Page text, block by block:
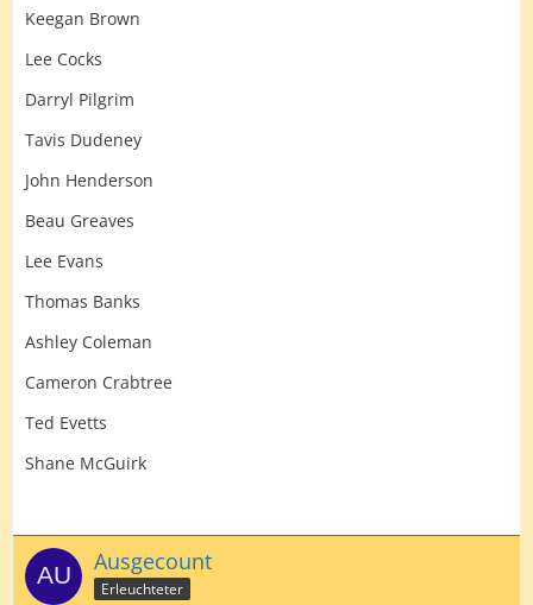
Keegan Brown
Lee Cocks
Darryl Pilgrim
Tavis Dudeney
John Henderson
Beau Greaves
Lee Evans
Thomas Banks
Ashley Coleman
Cameron Crabtree
Ted Evetts
Shane McGuirk
Ausgecount
Erleuchteter